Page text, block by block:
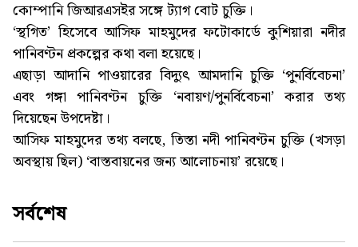
কোম্পানি জিআরএসইর সঙ্গে ট্যাগ বোট চুক্তি।
‘স্থগিত’ হিসেবে আসিফ মাহমুদের ফটোকার্ডে কুশিয়ারা নদীর
পানিবণ্টন প্রকল্পের কথা বলা হয়েছে।
এছাড়া আদানি পাওয়ারের বিদ্যুৎ আমদানি চুক্তি ‘পুনর্বিবেচনা’
এবং গঙ্গা পানিবণ্টন চুক্তি ‘নবায়ণ/পুনর্বিবেচনা’ করার তথ্য
দিয়েছেন উপদেষ্টা।
আসিফ মাহমুদের তথ্য বলছে, তিস্তা নদী পানিবণ্টন চুক্তি (খসড়া
অবস্থায় ছিল) ‘বাস্তবায়নের জন্য আলোচনায়’ রয়েছে।
সর্বশেষ